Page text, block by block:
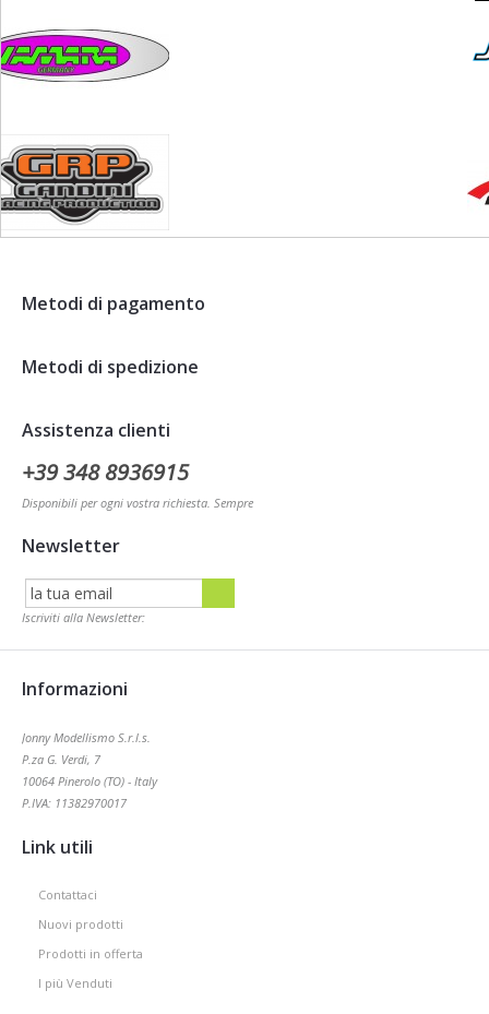
Metodi di spedizione
Disponibili per ogni vostra richiesta. Sempre
Informazioni
P.za G. Verdi, 7
P.IVA: 11382970017
Link utili
Contattaci